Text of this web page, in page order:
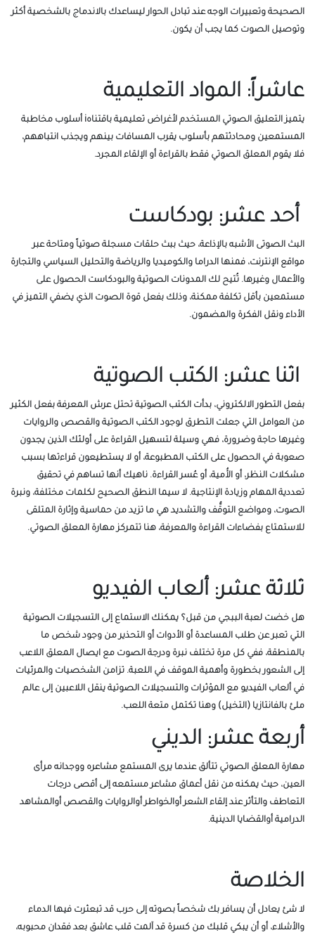
الصحيحة وتعبيرات الوجه عند تبادل الحوار ليساعدك بالاندماج بالشخصية أكثر
وتوصيل الصوت كما يجب أن يكون.
عاشراً: المواد التعليمية
يتميز التعليق الصوتي المستخدم لأغراض تعليمية باقتناهi أسلوب مخاطبة
المستمعين ومحادثتهم بأسلوب يقرب المسافات بينهم ويجذب انتباههم،
فلا يقوم المعلق الصوتي فقط بالقراءة أو الإلقاء المجرد.
أحد عشر: بودكاست
البث الصوتى الأشبه بالإذاعة، حيث ببث حلقات مسجلة صوتياً ومتاحة عبر
مواقع الإنترنت، فمنها الدراما والكوميديا والرياضة والتحليل السياسي والتجارة
والأعمال وغيرها. تُتيح لك المدونات الصوتية والبودكاست الحصول على
مستمعين بأقل تكلفة ممكنة، وذلك بفعل قوة الصوت الذي يضفي التميز في
الأداء ونقل الفكرة والمضمون.
اثنا عشر: الكتب الصوتية
بفعل التطور الالكتروني، بدأت الكتب الصوتية تحتل عرش المعرفة بفعل الكثير
من العوامل التي جعلت التطرق لوجود الكتب الصوتية والقصص والروايات
وغيرها حاجة وضرورة، فهي وسيلة لتسهيل القراءة على أولئك الذين يجدون
صعوبة في الحصول على الكتب المطبوعة، أو لا يستطيعون قراءتها بسبب
مشكلات النظر، أو الأُمية، أو عُسر القراءة. ناهيك أنها تساهم في تحقيق
تعددية المهام وزيادة الإنتاجية. لا سيما النطق الصحيح لكلمات مختلفة، ونبرة
الصوت، ومواضع التوقُّف والتشديد هي ما تزيد من حماسية وإثارة المتلقى
للاستمتاع بفضاءات القراءة والمعرفة، هنا تتمركز مهارة المعلق الصوتي.
ثلاثة عشر: ألعاب الفيديو
هل خضت لعبة الببجي من قبل؟ يمكنك الاستماع إلى التسجيلات الصوتية
التي تعبر عن طلب المساعدة أو الأدوات أو التحذير من وجود شخص ما
بالمنطقة، ففي كل مرة تختلف نبرة ودرجة الصوت مع ايصال المعلق اللاعب
إلى الشعور بخطورة وأهمية الموقف في اللعبة. تزامن الشخصيات والمرئيات
في ألعاب الفيديو مع المؤثرات والتسجيلات الصوتية ينقل اللاعبين إلى عالم
ملئ بالفانتازيا (التخيل) وهنا تكتمل متعة اللعب.
أربعة عشر: الديني
مهارة المعلق الصوتي تتألق عندما يرى المستمع مشاعره ووجدانه مرأى
العين، حيث يمكنه من نقل أعماق مشاعر مستمعه إلى أقصى درجات
التعاطف والتأثر عند إلقاء الشعر أوالخواطر أوالروايات والقصص أوالمشاهد
الدرامية أوالقضايا الدينية.
الخلاصة
لا شئ يعادل أن يسافر بك شخصاً بصوته إلى حرب قد تبعثرت فيها الدماء
والأشلاء، أو أن يبكي قلبك من كسرة قد آلمت قلب عاشق بعد فقدان محبوبه،